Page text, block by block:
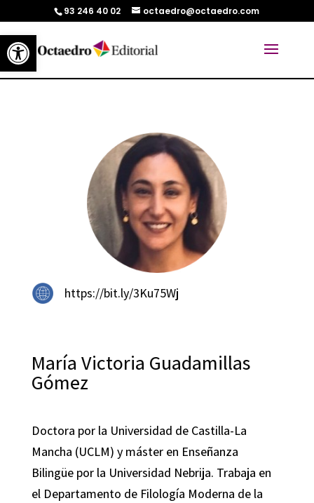
Abrir barra de herramientas
93 246 40 02 octaedro@octaedro.com
https://bit.ly/3Ku75Wj
María Victoria Guadamillas
Gómez
Doctora por la Universidad de Castilla-La
Mancha (UCLM) y máster en Enseñanza
Bilingüe por la Universidad Nebrija. Trabaja en
el Departamento de Filología Moderna de la